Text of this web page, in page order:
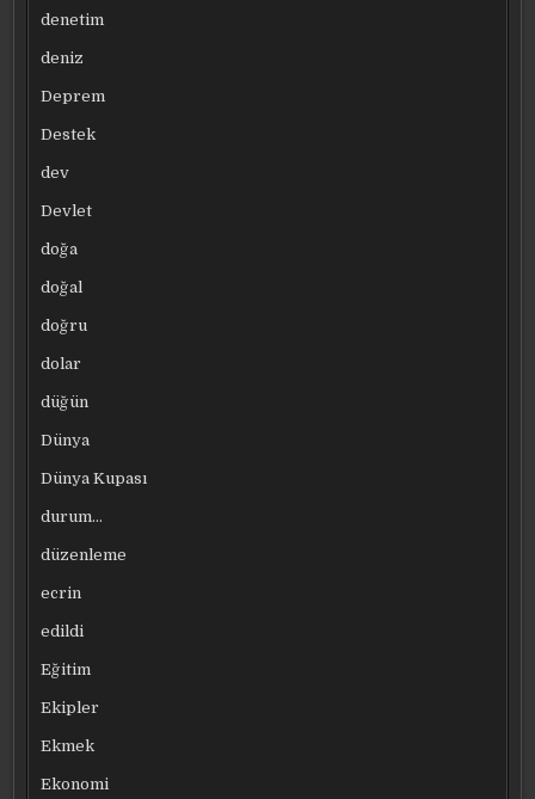
denetim
deniz
Deprem
Destek
dev
Devlet
doğa
doğal
doğru
dolar
düğün
Dünya
Dünya Kupası
durum…
düzenleme
ecrin
edildi
Eğitim
Ekipler
Ekmek
Ekonomi